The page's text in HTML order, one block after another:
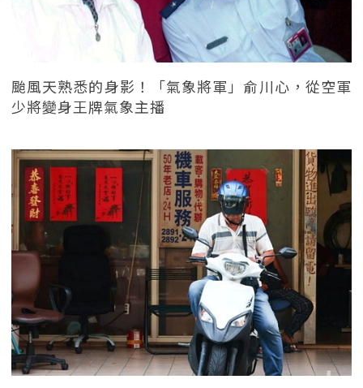
颱風天熟悉的身影！「氣象將軍」俞川心，從空軍
少將變身王牌氣象主播